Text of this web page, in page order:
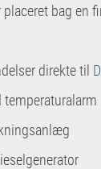
bag en
direkte til